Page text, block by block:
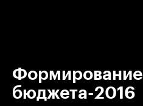
Формирование
бюджета-2016